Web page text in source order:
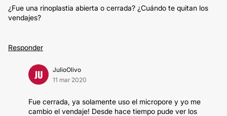
¿Fue una rinoplastia abierta o cerrada? ¿Cuándo te quitan los
vendajes?
Responder
JU
JulioOlivo
11 mar 2020
Fue cerrada, ya solamente uso el micropore y yo me
cambio el vendaje! Desde hace tiempo pude ver los